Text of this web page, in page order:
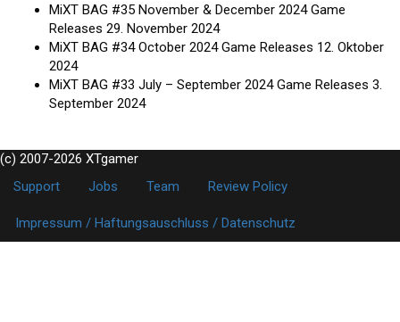
MiXT BAG #35 November & December 2024 Game
Releases 29. November 2024
MiXT BAG #34 October 2024 Game Releases 12. Oktober
2024
MiXT BAG #33 July – September 2024 Game Releases 3.
September 2024
(c) 2007-2026 XTgamer
Support
Jobs Team Review Policy
Impressum / Haftungsauschluss / Datenschutz